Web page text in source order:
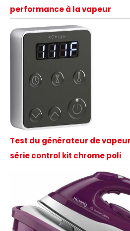
performance à la vapeur
Test du générateur de
série control kit chrome poli